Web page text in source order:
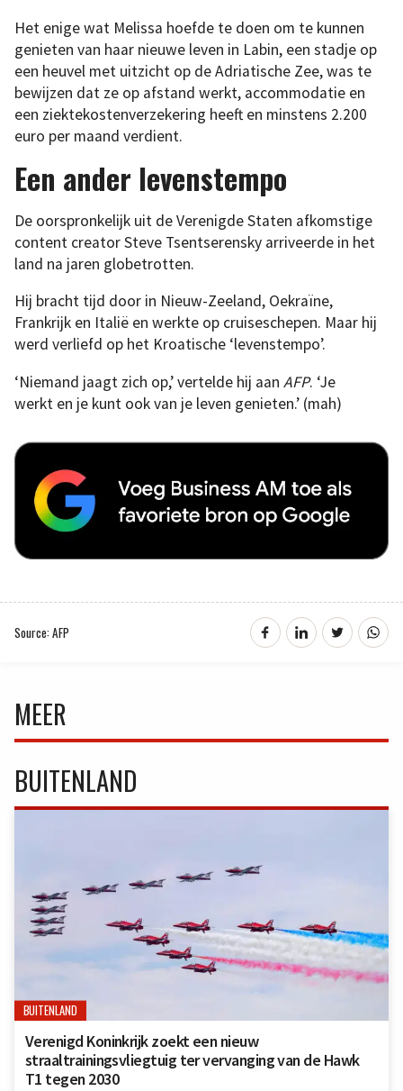
Het enige wat Melissa hoefde te doen om te kunnen
genieten van haar nieuwe leven in Labin, een stadje op
een heuvel met uitzicht op de Adriatische Zee, was te
bewijzen dat ze op afstand werkt, accommodatie en
een ziektekostenverzekering heeft en minstens 2.200
euro per maand verdient.
Een ander levenstempo
De oorspronkelijk uit de Verenigde Staten afkomstige
content creator Steve Tsentserensky arriveerde in het
land na jaren globetrotten.
Hij bracht tijd door in Nieuw-Zeeland, Oekraïne,
Frankrijk en Italië en werkte op cruiseschepen. Maar hij
werd verliefd op het Kroatische ‘levenstempo’.
‘Niemand jaagt zich op,’ vertelde hij aan AFP. ‘Je
werkt en je kunt ook van je leven genieten.’ (mah)
Source: AFP
MEER
BUITENLAND
BUITENLAND
Verenigd Koninkrijk zoekt een nieuw
straaltrainingsvliegtuig ter vervanging van de Hawk
T1 tegen 2030